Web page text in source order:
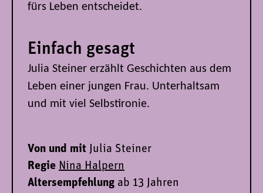
fürs Leben entscheidet.
Einfach gesagt
Julia Steiner erzählt Geschichten aus dem
Leben einer jungen Frau. Unterhaltsam
und mit viel Selbstironie.
Von und mit Julia Steiner
Regie Nina Halpern
Altersempfehlung ab 13 Jahren